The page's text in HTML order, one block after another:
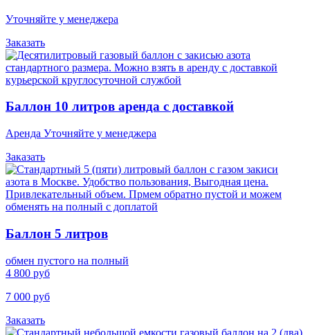
Уточняйте у менеджера
Заказать
Баллон 10 литров аренда с доставкой
Аренда Уточняйте у менеджера
Заказать
Баллон 5 литров
обмен пустого на полный
4 800 руб
7 000 руб
Заказать